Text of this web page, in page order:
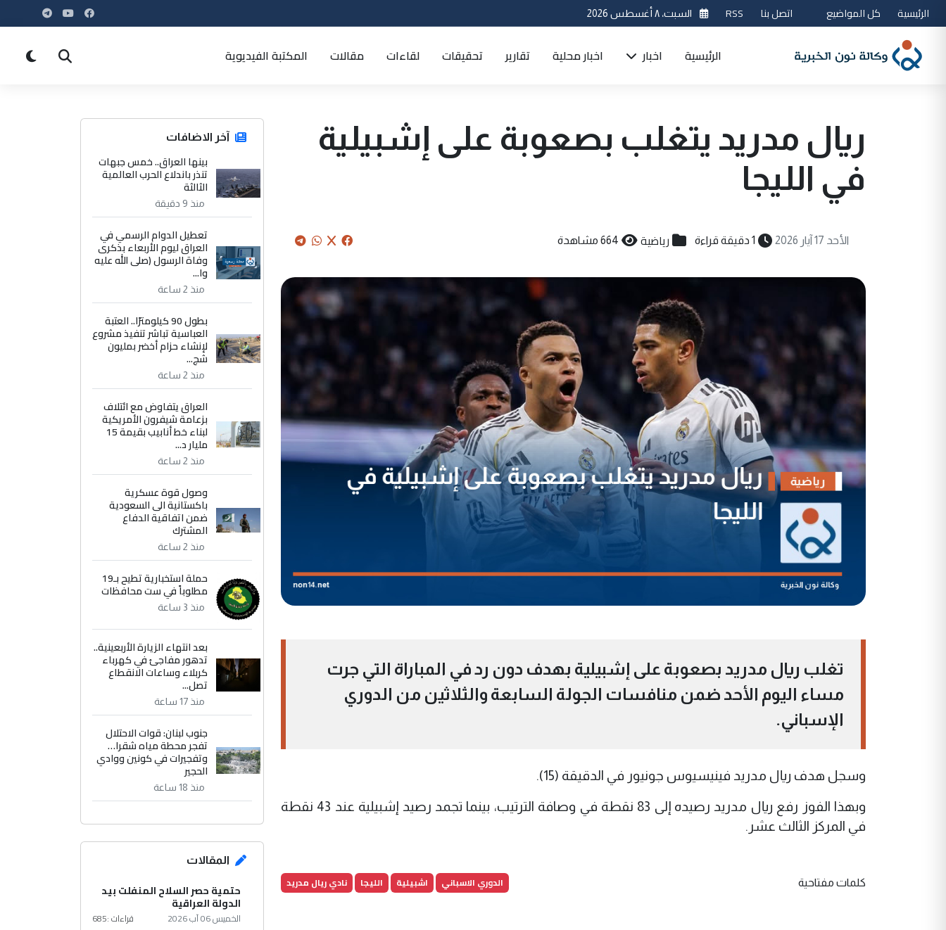
الرئيسية كل المواضيع اتصل بنا RSS السبت، ٨ أغسطس 2026
الرئيسية اخبار اخبار محلية تقارير تحقيقات لقاءات مقالات المكتبة الفيديوية
ريال مدريد يتغلب بصعوبة على إشبيلية
في الليجا
الأحد 17 آيار 2026 1 دقيقة قراءة رياضية 664 مشاهدة
تغلب ريال مدريد بصعوبة على إشبيلية بهدف دون رد في المباراة التي جرت
مساء اليوم الأحد ضمن منافسات الجولة السابعة والثلاثين من الدوري
الإسباني.
وسجل هدف ريال مدريد فينيسيوس جونيور في الدقيقة (15).
وبهذا الفوز رفع ريال مدريد رصيده إلى 83 نقطة في وصافة الترتيب، بينما تجمد رصيد إشبيلية عند 43 نقطة
في المركز الثالث عشر.
كلمات مفتاحية الدوري الاسباني اشبيلية الليجا نادي ريال مدريد
آخر الاضافات
بينها العراق.. خمس جبهات
تنذر باندلاع الحرب العالمية
الثالثة
منذ 9 دقيقة
تعطيل الدوام الرسمي في
العراق ليوم الأربعاء بذكرى
وفاة الرسول (صلى الله عليه
وا...
منذ 2 ساعة
بطول 90 كيلومترًا.. العتبة
العباسية تباشر تنفيذ مشروع
لإنشاء حزام أخضر بمليون
شج...
منذ 2 ساعة
العراق يتفاوض مع ائتلاف
بزعامة شيفرون الأمريكية
لبناء خط أنابيب بقيمة 15
مليار د...
منذ 2 ساعة
وصول قوة عسكرية
باكستانية الى السعودية
ضمن اتفاقية الدفاع
المشترك
منذ 2 ساعة
حملة استخبارية تطيح بـ19
مطلوباً في ست محافظات
منذ 3 ساعة
بعد انتهاء الزيارة الأربعينية..
تدهور مفاجئ في كهرباء
كربلاء وساعات الانقطاع
تصل...
منذ 17 ساعة
جنوب لبنان: قوات الاحتلال
تفجر محطة مياه شقرا…
وتفجيرات في كونين ووادي
الحجير
منذ 18 ساعة
المقالات
حتمية حصر السلاح المنفلت بيد
الدولة العراقية
الخميس 06 آب 2026 قراءات :685